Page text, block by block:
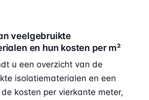
veelgebruikte
en hun kosten per m²
u een overzicht van de
isolatiematerialen en een
kosten per vierkante meter,